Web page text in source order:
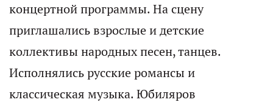
концертной программы. На сцену
приглашались взрослые и детские
коллективы народных песен, танцев.
Исполнялись русские романсы и
классическая музыка. Юбиляров